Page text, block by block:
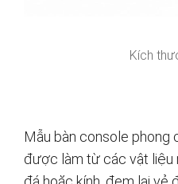
Kích
Mẫu bàn console phong
được làm từ các vật liệu